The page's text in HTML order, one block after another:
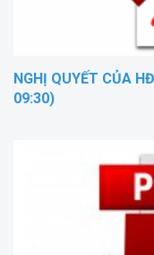
NGHỊ QUYẾT CỦA
09:30)